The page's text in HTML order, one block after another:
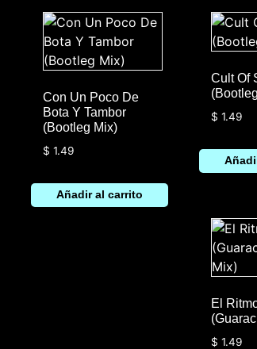
Con Un Poco De
Bota Y Tambor
(Bootleg Mix)
$ 1.49
Añadir al carrito
Cult Of
$ 1.49
El
$ 1.49